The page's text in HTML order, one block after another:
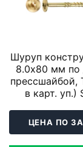
Шуруп
8.0х80 мм по
прессшайбой,
в карт. уп.)
ЦЕНА ПО